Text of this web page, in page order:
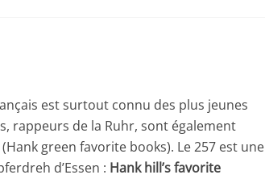
est surtout connu des plus jeunes
rappeurs de la Ruhr, sont également
green favorite books). Le 257 est une
d’Essen : Hank hill’s favorite